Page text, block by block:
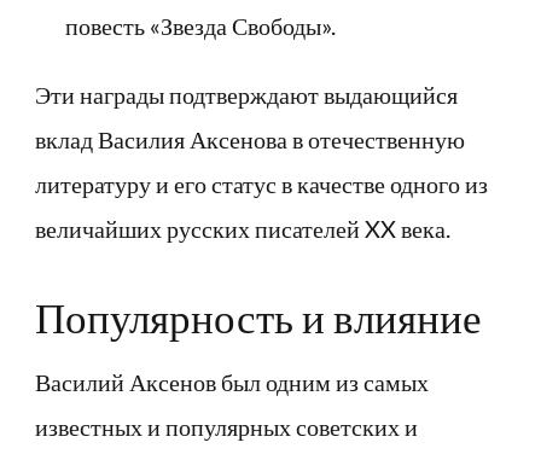
повесть «Звезда Свободы».
Эти награды подтверждают выдающийся
вклад Василия Аксенова в отечественную
литературу и его статус в качестве одного из
величайших русских писателей XX века.
Популярность и влияние
Василий Аксенов был одним из самых
известных и популярных советских и